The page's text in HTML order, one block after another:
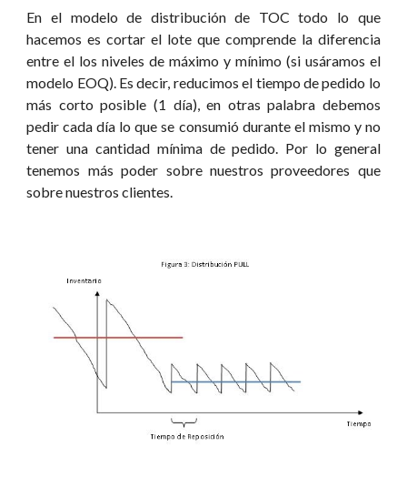
En el modelo de distribución de TOC todo lo que
hacemos es cortar el lote que comprende la diferencia
entre el los niveles de máximo y mínimo (si usáramos el
modelo EOQ). Es decir, reducimos el tiempo de pedido lo
más corto posible (1 día), en otras palabra debemos
pedir cada día lo que se consumió durante el mismo y no
tener una cantidad mínima de pedido. Por lo general
tenemos más poder sobre nuestros proveedores que
sobre nuestros clientes.